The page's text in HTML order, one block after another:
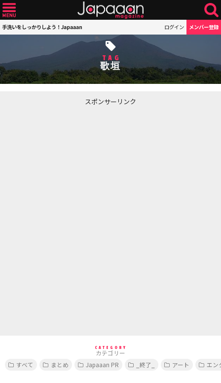
手洗いをしっかりしよう！Japaaan ログイン メンバー登録
TAG
歌垣
スポンサーリンク
CATEGORY
カテゴリー
すべて
まとめ Japaaan PR _終了_ アート エン